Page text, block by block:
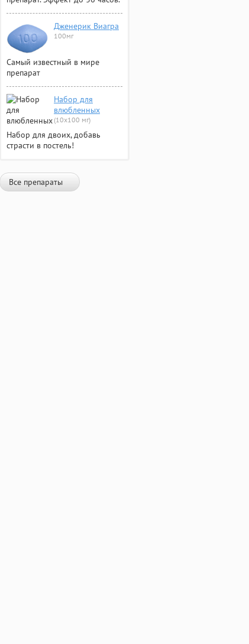
Дженерик Виагра
100мг
Самый известный в мире
препарат
Набор для
влюбленных
(10х100 мг)
Набор для двоих, добавь
страсти в постель!
Все препараты